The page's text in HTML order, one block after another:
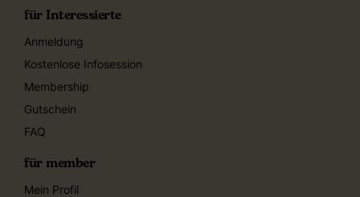
für Interessierte
Anmeldung
Kostenlose Infosession
Membership
Gutschein
FAQ
für member
Mein Profil